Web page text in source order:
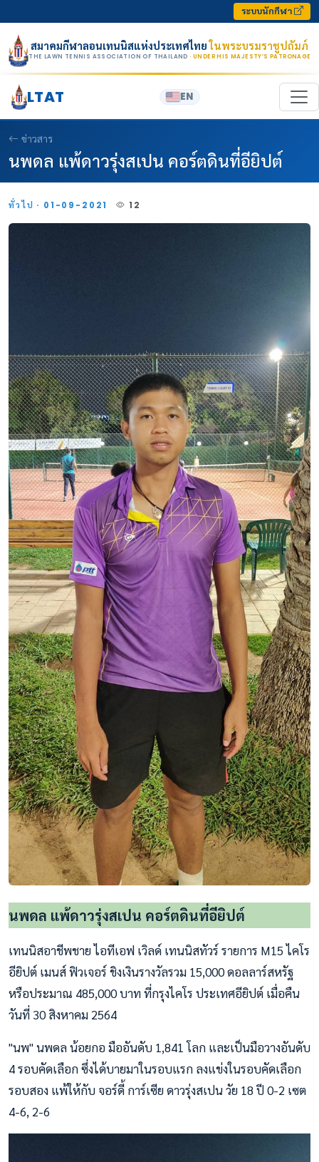
ระบบนักกีฬา
สมาคมกีฬาลอนเทนนิสแห่งประเทศไทยในพระบรมราชูปถัมภ์
THE LAWN TENNIS ASSOCIATION OF THAILAND · UNDER HIS MAJESTY’S PATRONAGE
LTAT EN
ข่าวสาร
นพดล แพ้ดาวรุ่งสเปน คอร์ตดินที่อียิปต์
ทั่วไป · 01-09-2021 12
นพดล แพ้ดาวรุ่งสเปน คอร์ตดินที่อียิปต์
เทนนิสอาชีพชาย ไอทีเอฟ เวิลด์ เทนนิสทัวร์ รายการ M15 ไคโร
อียิปต์ เมนส์ ฟิวเจอร์ ชิงเงินรางวัลรวม 15,000 ดอลลาร์สหรัฐ
หรือประมาณ 485,000 บาท ที่กรุงไคโร ประเทศอียิปต์ เมื่อคืน
วันที่ 30 สิงหาคม 2564
"นพ" นพดล น้อยกอ มืออันดับ 1,841 โลก และเป็นมือวางอันดับ
4 รอบคัดเลือก ซึ่งได้บายมาในรอบแรก ลงแข่งในรอบคัดเลือก
รอบสอง แพ้ให้กับ จอร์ดี้ การ์เซีย ดาวรุ่งสเปน วัย 18 ปี 0-2 เซต
4-6, 2-6